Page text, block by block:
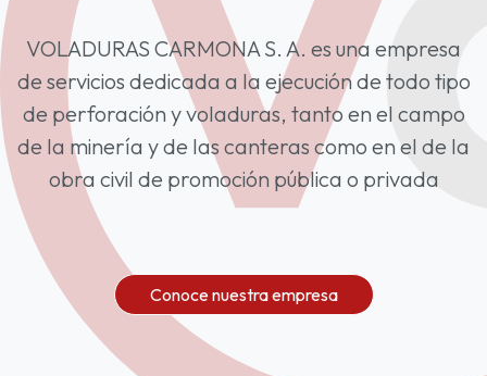
VOLADURAS CARMONA S. A. es una empresa
de servicios dedicada a la ejecución de todo tipo
de perforación y voladuras, tanto en el campo
de la minería y de las canteras como en el de la
obra civil de promoción pública o privada
Conoce nuestra empresa